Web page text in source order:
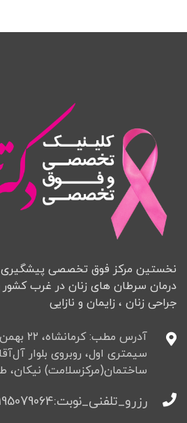
نخستین مرکز فوق تخصصی
درمان سرطان های زنان در غرب
جراحی زنان ، زایمان و نازایی
آدرس مطب:
سیمتری اول، روبروی بلوار
ساختمان(مرکزسلامت) نیکان،
رزرو_تلفنی_نوبت:09195079064